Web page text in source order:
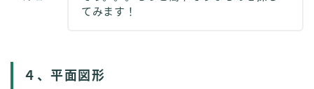
てみます！
４、平面図形